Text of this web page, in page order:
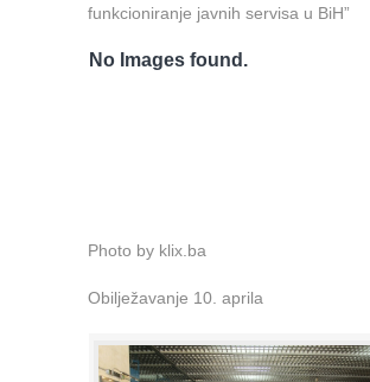
funkcioniranje javnih servisa u BiH”
No Images found.
Photo by klix.ba
Obilježavanje 10. aprila